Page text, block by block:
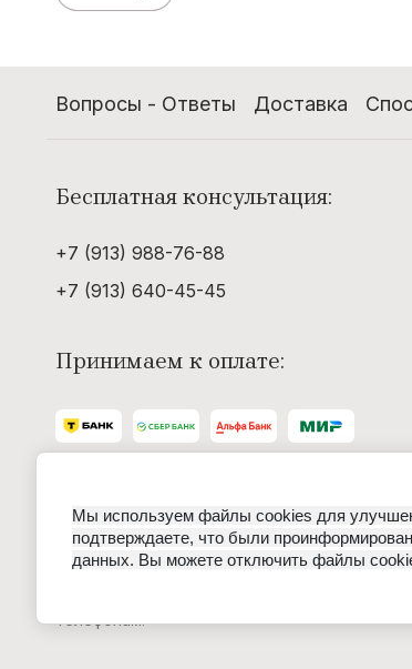
Вопросы - Ответы Доставка
Бесплатная консультация:
+7 (913) 988-76-88
+7 (913) 640-45-45
Принимаем к оплате:
телефонам.
Мы используем файлы cookies для
подтверждаете, что были
данных. Вы можете отключить файлы